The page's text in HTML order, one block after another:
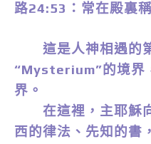
路24:53：常在殿裏
這是人神相遇的
“Mysterium”的境界
界。
在這裡，主耶穌向
西的律法、先知的書